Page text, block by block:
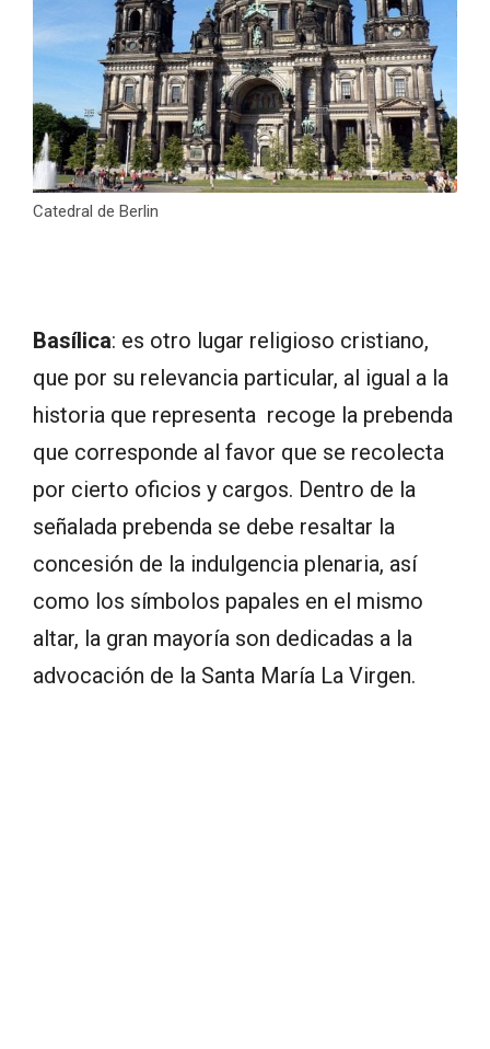
Catedral de Berlin
Basílica: es otro lugar religioso cristiano,
que por su relevancia particular, al igual a la
historia que representa recoge la prebenda
que corresponde al favor que se recolecta
por cierto oficios y cargos. Dentro de la
señalada prebenda se debe resaltar la
concesión de la indulgencia plenaria, así
como los símbolos papales en el mismo
altar, la gran mayoría son dedicadas a la
advocación de la Santa María La Virgen.